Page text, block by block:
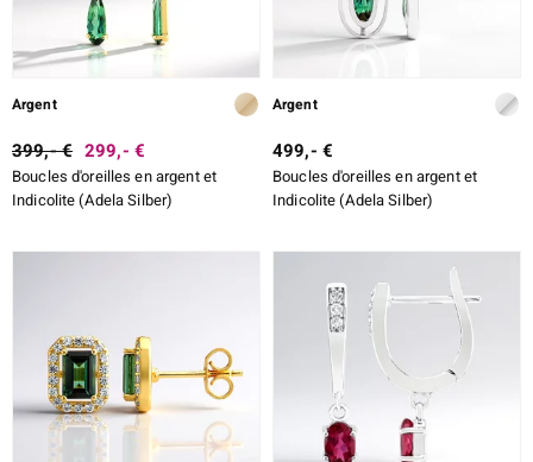
Argent
399,- € 299,- €
Boucles d'oreilles en argent et
Indicolite (Adela Silber)
Argent
499,- €
Boucles d'oreilles en argent et
Indicolite (Adela Silber)